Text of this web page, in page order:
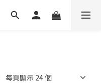
每頁顯示 24 個